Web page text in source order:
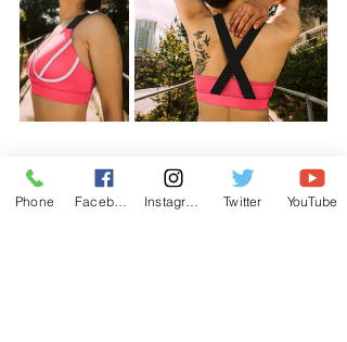
Phone Twitter YouTube